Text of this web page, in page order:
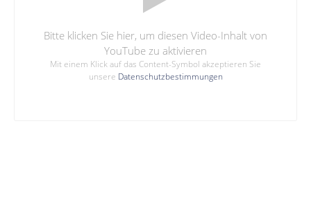
Bitte klicken Sie hier, um diesen Video-Inhalt von
YouTube zu aktivieren
Mit einem Klick auf das Content-Symbol akzeptieren Sie
unsere Datenschutzbestimmungen